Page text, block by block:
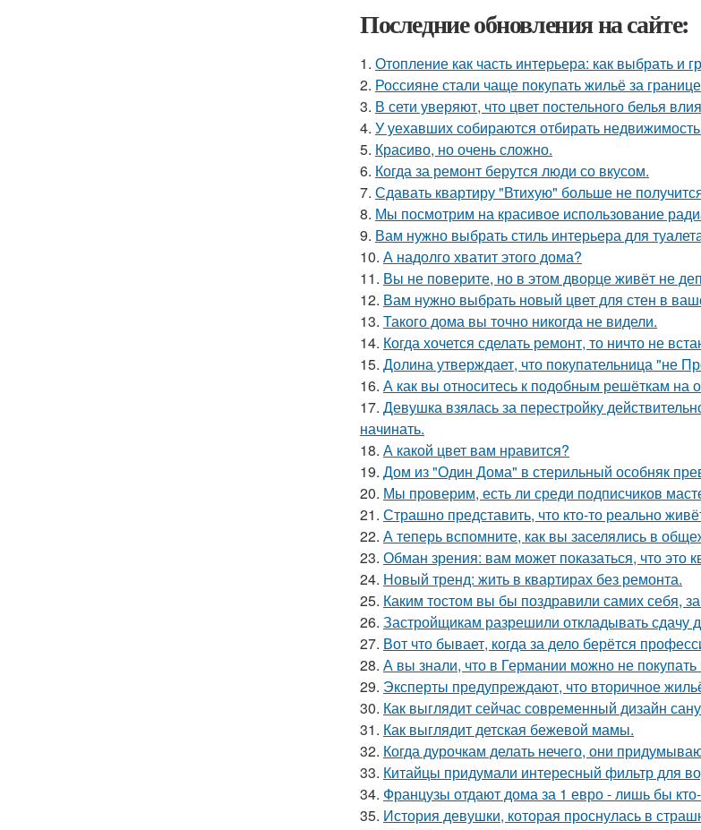
Последние обновления на сайте:
1. Отопление как часть интерьера: как выбрать и
2. Россияне стали чаще покупать жильё за
3. В сети уверяют, что цвет постельного белья
4. У уехавших собираются отбирать
5. Красиво, но очень сложно.
6. Когда за ремонт берутся люди со вкусом.
7. Сдавать квартиру "Втихую" больше не
8. Мы посмотрим на красивое использование
9. Вам нужно выбрать стиль интерьера для
10. А надолго хватит этого дома?
11. Вы не поверите, но в этом дворце живёт не
12. Вам нужно выбрать новый цвет для стен в
13. Такого дома вы точно никогда не видели.
14. Когда хочется сделать ремонт, то ничто не
15. Долина утверждает, что покупательница "не
16. А как вы относитесь к подобным решёткам на
17. Девушка взялась за перестройку
начинать.
18. А какой цвет вам нравится?
19. Дом из "Один Дома" в стерильный особняк
20. Мы проверим, есть ли среди подписчиков
21. Страшно представить, что кто-то реально
22. А теперь вспомните, как вы заселялись в
23. Обман зрения: вам может показаться, что это
24. Новый тренд: жить в квартирах без ремонта.
25. Каким тостом вы бы поздравили самих себя,
26. Застройщикам разрешили откладывать сдачу
27. Вот что бывает, когда за дело берётся
28. А вы знали, что в Германии можно не покупать
29. Эксперты предупреждают, что вторичное
30. Как выглядит сейчас современный дизайн
31. Как выглядит детская бежевой мамы.
32. Когда дурочкам делать нечего, они
33. Китайцы придумали интересный фильтр для
34. Французы отдают дома за 1 евро - лишь бы
35. История девушки, которая проснулась в